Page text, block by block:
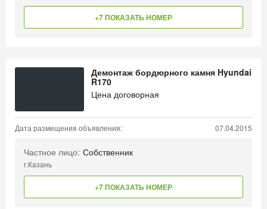
+7 ПОКАЗАТЬ НОМЕР
Демонтаж бордюрного камня Hyundai
R170
Цена договорная
Дата размещения объявления: 07.04.2015
Частное лицо: Собственник
г.Казань
+7 ПОКАЗАТЬ НОМЕР